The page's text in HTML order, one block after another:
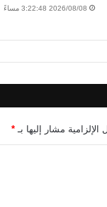
2026/08/08 3:22:48 مساءً
الإلزامية مشار إليها بـ *